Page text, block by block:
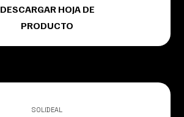
DESCARGAR HOJA DE
PRODUCTO
SOLIDEAL